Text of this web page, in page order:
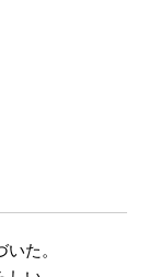
た。